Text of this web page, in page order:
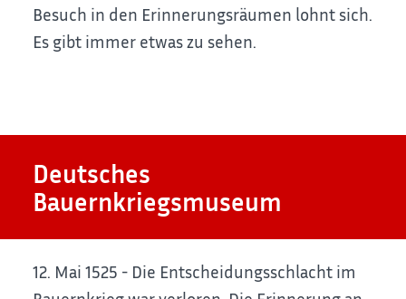
Besuch in den Erinnerungsräumen lohnt sich.
Es gibt immer etwas zu sehen.
Deutsches
Bauernkriegsmuseum
12. Mai 1525 - Die Entscheidungsschlacht im